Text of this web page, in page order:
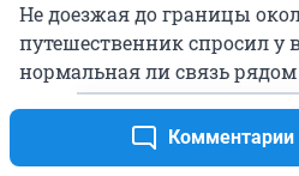
Комментарии
Не доезжая до границы
путешественник спросил у
нормальная ли связь
планировал остановиться
утром пройти
решил пройти через